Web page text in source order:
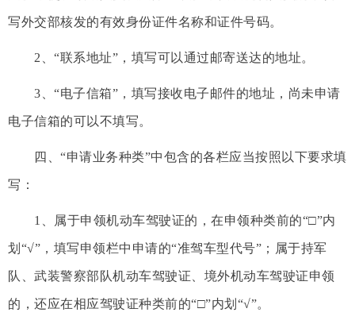
写外交部核发的有效身份证件名称和证件号码。
2、“联系地址”，填写可以通过邮寄送达的地址。
3、“电子信箱”，填写接收电子邮件的地址，尚未申请
电子信箱的可以不填写。
四、“申请业务种类”中包含的各栏应当按照以下要求填
写：
1、属于申领机动车驾驶证的，在申领种类前的“□”内
划“√”，填写申领栏中申请的“准驾车型代号”；属于持军
队、武装警察部队机动车驾驶证、境外机动车驾驶证申领
的，还应在相应驾驶证种类前的“□”内划“√”。